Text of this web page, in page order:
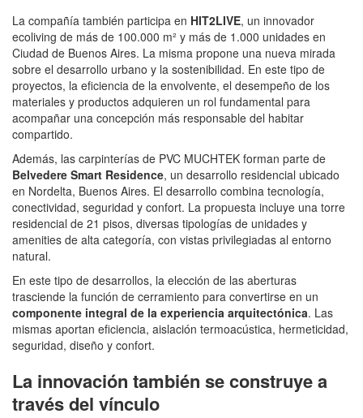
La compañía también participa en HIT2LIVE, un innovador
ecoliving de más de 100.000 m² y más de 1.000 unidades en
Ciudad de Buenos Aires. La misma propone una nueva mirada
sobre el desarrollo urbano y la sostenibilidad. En este tipo de
proyectos, la eficiencia de la envolvente, el desempeño de los
materiales y productos adquieren un rol fundamental para
acompañar una concepción más responsable del habitar
compartido.
Además, las carpinterías de PVC MUCHTEK forman parte de
Belvedere Smart Residence, un desarrollo residencial ubicado
en Nordelta, Buenos Aires. El desarrollo combina tecnología,
conectividad, seguridad y confort. La propuesta incluye una torre
residencial de 21 pisos, diversas tipologías de unidades y
amenities de alta categoría, con vistas privilegiadas al entorno
natural.
En este tipo de desarrollos, la elección de las aberturas
trasciende la función de cerramiento para convertirse en un
componente integral de la experiencia arquitectónica. Las
mismas aportan eficiencia, aislación termoacústica, hermeticidad,
seguridad, diseño y confort.
La innovación también se construye a
través del vínculo